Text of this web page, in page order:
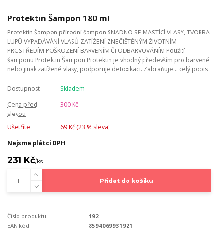
Protektin Šampon 180 ml
Protektin Šampon přírodní šampon SNADNO SE MASTÍCÍ VLASY, TVORBA
LUPŮ VYPADÁVÁNÍ VLASŮ ZATÍŽENÍ ZNEČIŠTĚNÝM ŽIVOTNÍM
PROSTŘEDÍM POŠKOZENÍ BARVENÍM ČI ODBARVOVÁNÍM Použití
šamponu Protektin Šampon Protektin je vhodný především pro barvené
nebo jinak zatížené vlasy, podporuje detoxikaci. Zabraňuje... celý popis
Dostupnost
Skladem
Cena před
slevou
300 Kč
Ušetříte 69 Kč (23 % sleva)
Nejsme plátci DPH
231 Kč/ks
Přidat do košíku
Číslo produktu:
192
EAN kód:
8594069931921